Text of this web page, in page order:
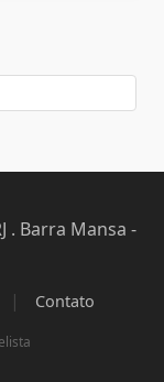
. Barra Mansa -
| Contato